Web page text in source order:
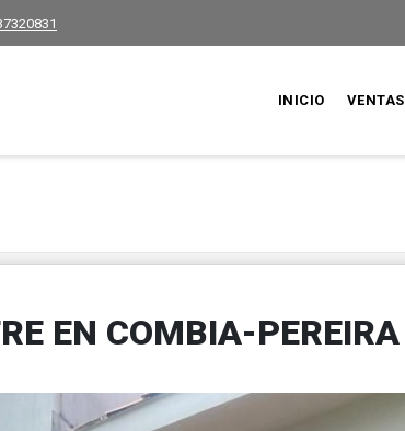
INICIO VENTAS
EN COMBIA-PEREIRA